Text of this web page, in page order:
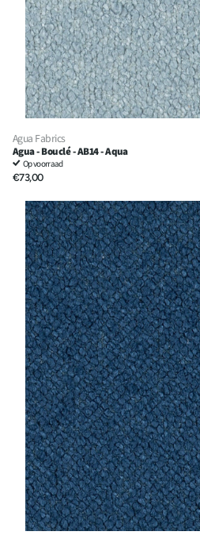
Agua Fabrics
Agua - Bouclé - AB14 - Aqua
Op voorraad
€73,00